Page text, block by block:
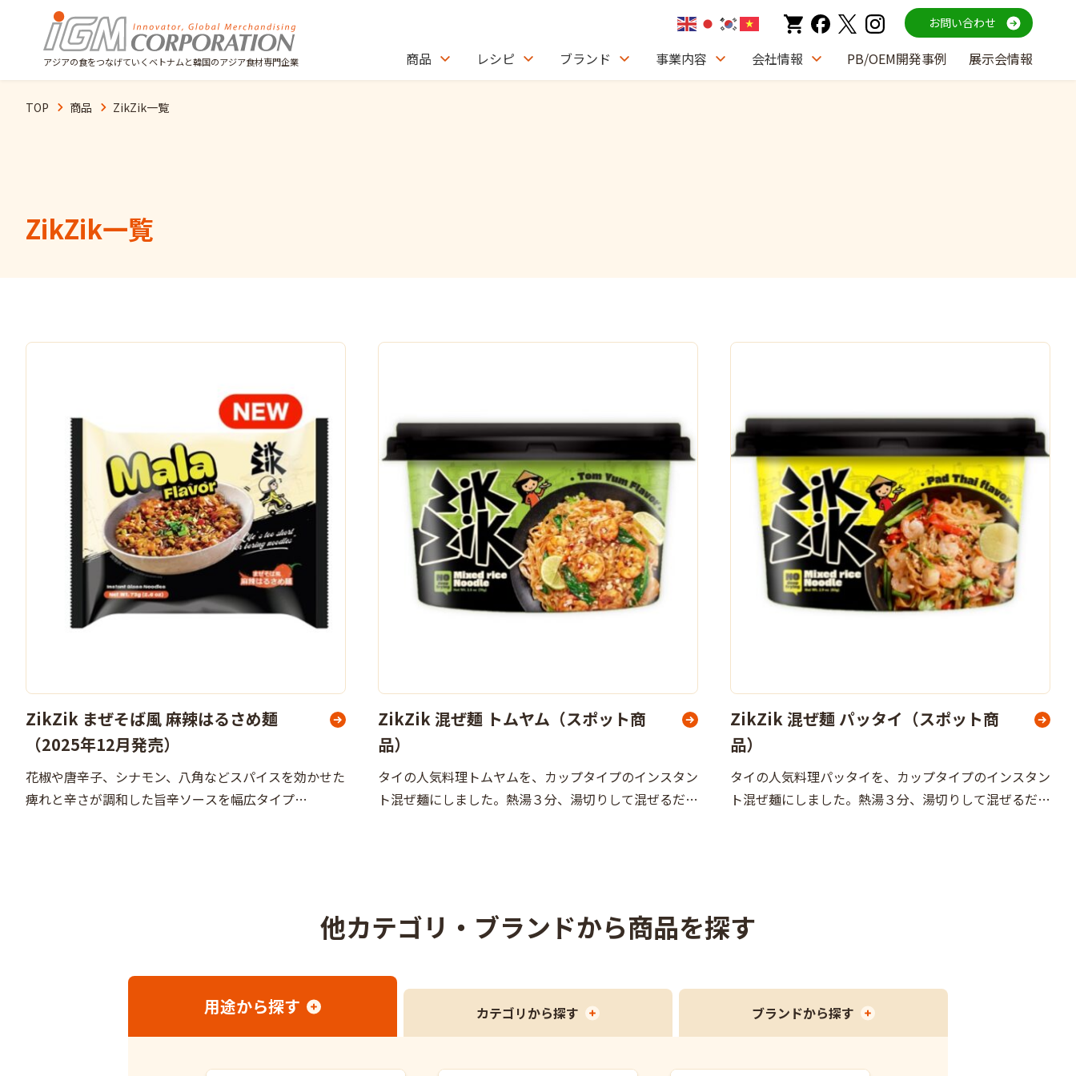
アジアの食をつなげていくベトナムと韓国のアジア食材専門企業 商品 レシピ ブランド 事業内容 会社情報 PB/OEM開発事例 展示会情報
お問い合わせ
TOP 商品 ZikZik一覧
ZikZik一覧
ZikZik まぜそば風 麻辣はるさめ麺
（2025年12月発売）
花椒や唐辛子、シナモン、八角などスパイスを効かせた
痺れと辛さが調和した旨辛ソースを幅広タイプ
ZikZik 混ぜ麺 トムヤム（スポット商
品）
タイの人気料理トムヤムを、カップタイプのインスタン
ト混ぜ麺にしました。熱湯３分、湯切りして混ぜるだけ
ZikZik 混ぜ麺 パッタイ（スポット商
品）
タイの人気料理パッタイを、カップタイプのインスタン
ト混ぜ麺にしました。熱湯３分、湯切りして混ぜるだけ
他カテゴリ・ブランドから商品を探す
用途から探す カテゴリから探す ブランドから探す